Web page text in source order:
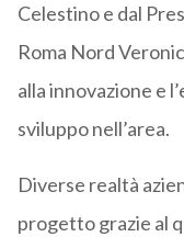
Celestino e dal
Roma Nord
alla innovazione e
sviluppo nell’area.
Diverse realtà
progetto grazie al